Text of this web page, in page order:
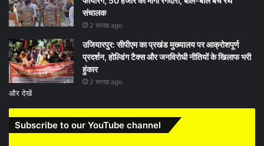
संचालक
2 सप्ताह ago
उजियारपुर: सीपीएम का प्रखंड मुख्यालय पर आक्रोशपूर्ण
प्रदर्शन, होल्डिंग टैक्स और जनविरोधी नीतियों के खिलाफ भरी
हुंकार
2 सप्ताह ago
और देखें
Subscribe to our YouTube channel